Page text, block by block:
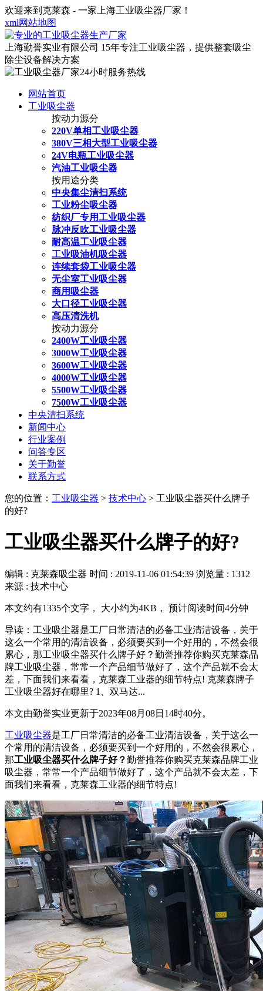
欢迎来到克莱森 - 一家上海工业吸尘器厂家！
xml网站地图
上海勤誉实业有限公司 15年专注工业吸尘器，提供整套吸尘
除尘设备解决方案
网站首页
工业吸尘器
按动力源分
220V单相工业吸尘器
380V三相大型工业吸尘器
24V电瓶工业吸尘器
汽油工业吸尘器
按用途分类
中央集尘清扫系统
工业粉尘吸尘器
纺织厂专用工业吸尘器
脉冲反吹工业吸尘器
耐高温工业吸尘器
工业吸油机吸尘器
连续套袋工业吸尘器
无尘室工业吸尘器
商用吸尘器
大口径工业吸尘器
高压清洗机
按动力源分
2400W工业吸尘器
3000W工业吸尘器
3600W工业吸尘器
4000W工业吸尘器
5500W工业吸尘器
7500W工业吸尘器
中央清扫系统
新闻中心
行业案例
问答专区
关于勤誉
联系方式
您的位置： 工业吸尘器 > 技术中心 > 工业吸尘器买什么牌子
的好?
工业吸尘器买什么牌子的好?
编辑 : 克莱森吸尘器 时间 : 2019-11-06 01:54:39 浏览量 : 1312
来源 : 技术中心
本文约有1335个文字， 大小约为4KB， 预计阅读时间4分钟
导读：工业吸尘器是工厂日常清洁的必备工业清洁设备，关于
这么一个常用的清洁设备，必须要买到一个好用的，不然会很
累心，那工业吸尘器买什么牌子好？勤誉推荐你购买克莱森品
牌工业吸尘器，常常一个产品细节做好了，这个产品就不会太
差，下面我们来看看，克莱森工业器的细节特点! 克莱森牌子
工业吸尘器好在哪里? 1、双马达...
本文由勤誉实业更新于2023年08月08日14时40分。
工业吸尘器是工厂日常清洁的必备工业清洁设备，关于这么一
个常用的清洁设备，必须要买到一个好用的，不然会很累心，
那工业吸尘器买什么牌子好？勤誉推荐你购买克莱森品牌工业
吸尘器，常常一个产品细节做好了，这个产品就不会太差，下
面我们来看看，克莱森工业器的细节特点!